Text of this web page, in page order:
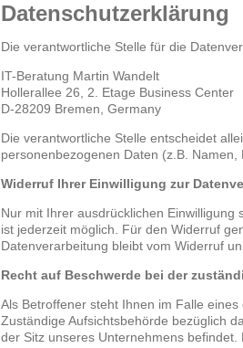
Datenschutzerklärung
Die verantwortliche Stelle für die
IT-Beratung Martin Wandelt
Hollerallee 26, 2. Etage Business Center
D-28209 Bremen, Germany
Die verantwortliche Stelle entscheidet
personenbezogenen Daten (z.B. Namen,
Widerruf Ihrer Einwilligung zur
Nur mit Ihrer ausdrücklichen
ist jederzeit möglich. Für den Widerruf
Datenverarbeitung bleibt vom Widerruf
Recht auf Beschwerde bei der
Als Betroffener steht Ihnen im Falle
Zuständige Aufsichtsbehörde bezüglich
der Sitz unseres Unternehmens